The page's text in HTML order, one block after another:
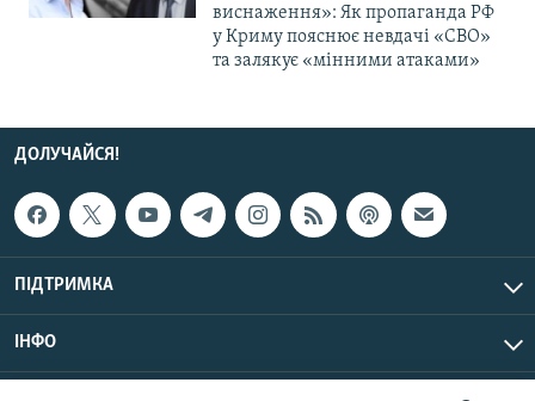
виснаження»: Як пропаганда РФ
у Криму пояснює невдачі «СВО»
та залякує «мінними атаками»
ДОЛУЧАЙСЯ!
ПІДТРИМКА
ІНФО